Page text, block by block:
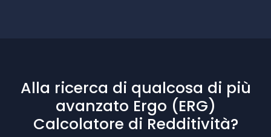
Alla ricerca di qualcosa di più
avanzato Ergo (ERG)
Calcolatore di Redditività?